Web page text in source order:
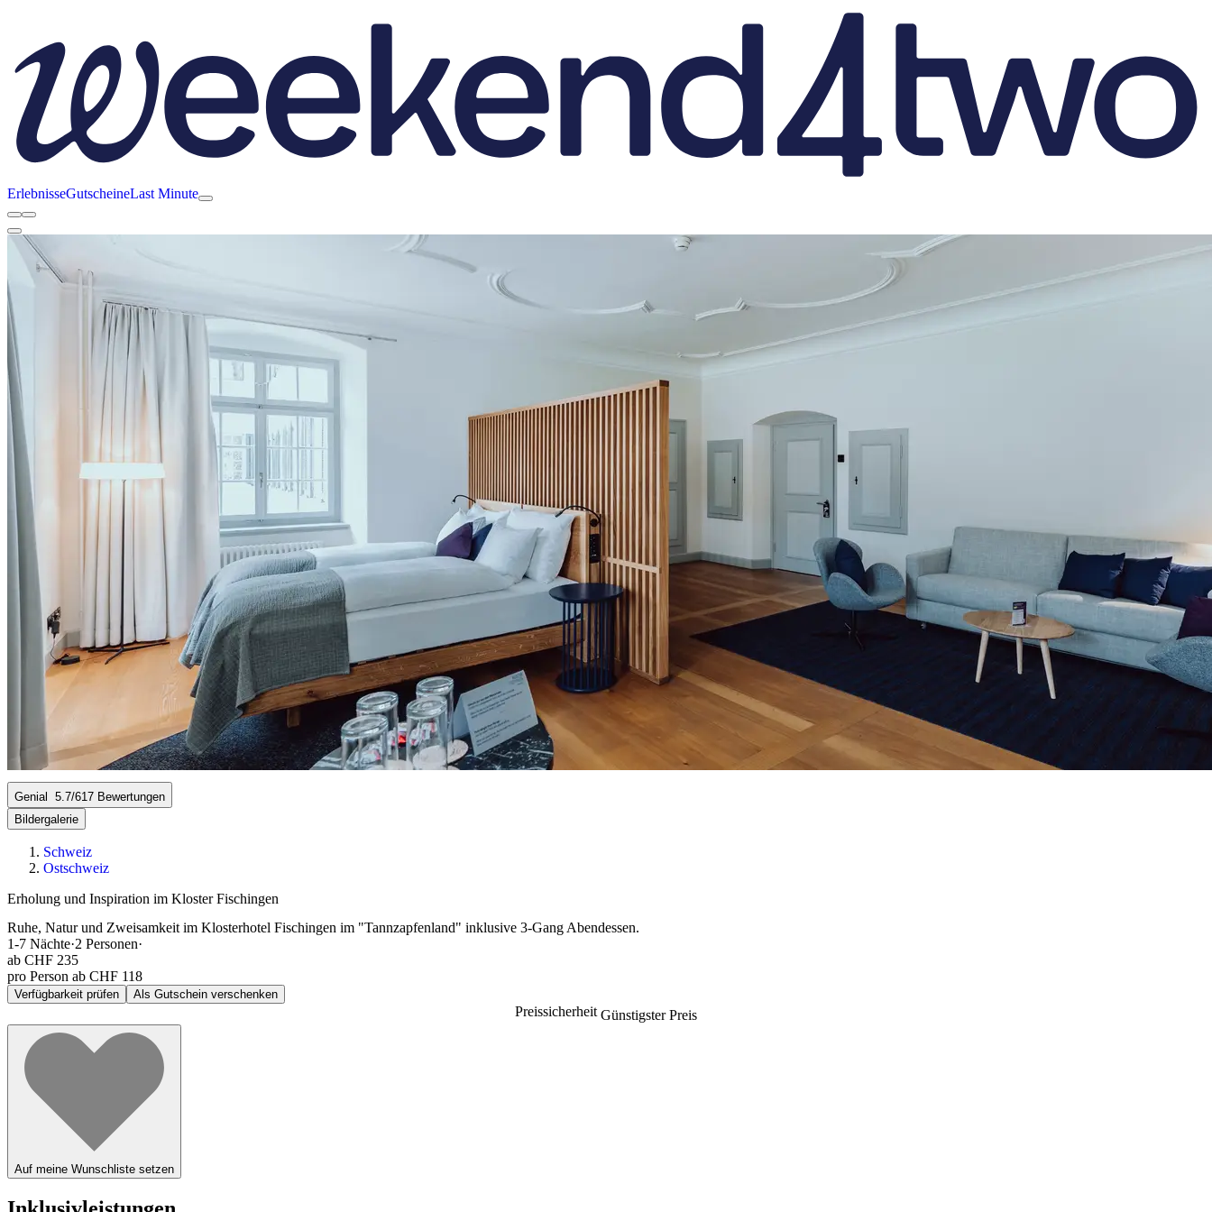
ErlebnisseGutscheineLast Minute
Genial 5.7/617 Bewertungen
Bildergalerie
Schweiz
Ostschweiz
Erholung und Inspiration im Kloster Fischingen
Ruhe, Natur und Zweisamkeit im Klosterhotel Fischingen im "Tannzapfenland" inklusive 3-Gang Abendessen.
1-7 Nächte·2 Personen·
ab CHF 235
pro Person ab CHF 118
Verfügbarkeit prüfen Als Gutschein verschenken
Preissicherheit Günstigster Preis
Auf meine Wunschliste setzen